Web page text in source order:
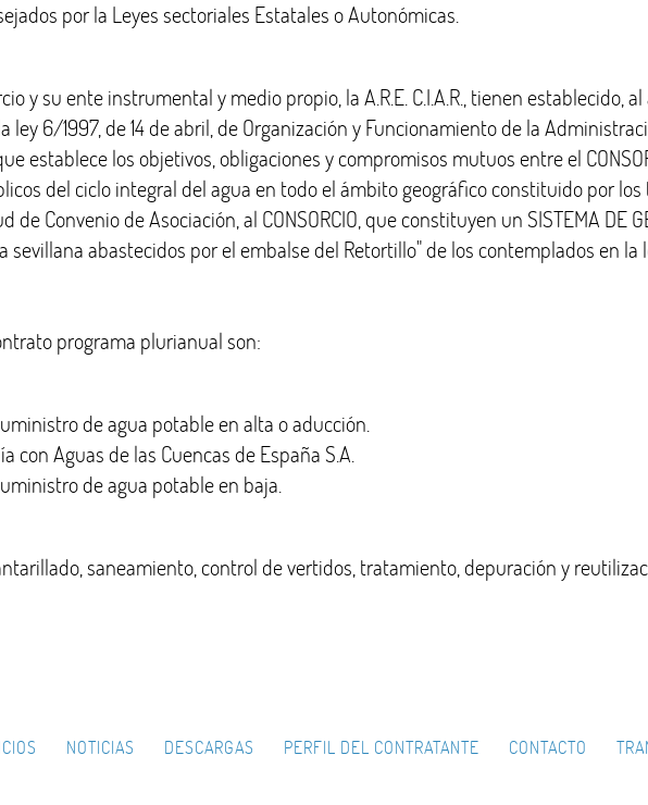
por la Leyes sectoriales Estatales o Autonómicas.
y su ente instrumental y medio propio, la A.R.E. C.I.A.R., tienen establecido,
6/1997, de 14 de abril, de Organización y Funcionamiento de la
establece los objetivos, obligaciones y compromisos mutuos entre el
del ciclo integral del agua en todo el ámbito geográfico constituido por
Convenio de Asociación, al CONSORCIO, que constituyen un SISTEMA DE
sevillana abastecidos por el embalse del Retortillo" de los contemplados en
programa plurianual son:
de agua potable en alta o aducción.
con Aguas de las Cuencas de España S.A.
de agua potable en baja.
saneamiento, control de vertidos, tratamiento, depuración y
NOTICIAS DESCARGAS PERFIL DEL CONTRATANTE CONTACTO